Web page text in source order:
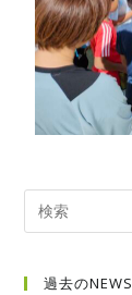
過去のNEWS